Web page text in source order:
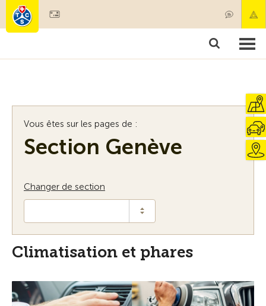
Membres & prestations
Vous êtes sur les pages de :
Section Genève
Changer de section
Climatisation et phares